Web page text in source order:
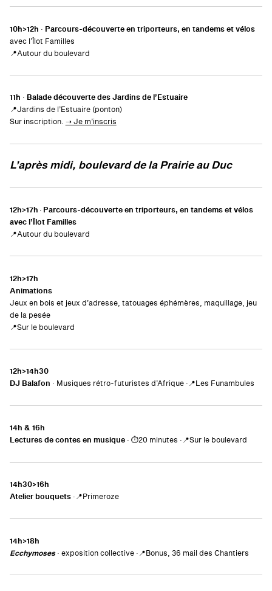
10h>12h · Parcours-découverte en triporteurs, en tandems et vélos
avec l’Îlot Familles
📍Autour du boulevard
11h · Balade découverte des Jardins de l’Estuaire
📍Jardins de l’Estuaire (ponton)
Sur inscription. ➝ Je m’inscris
L’après midi, boulevard de la Prairie au Duc
12h>17h · Parcours-découverte en triporteurs, en tandems et vélos
avec l’Îlot Familles
📍Autour du boulevard
12h>17h
Animations
Jeux en bois et jeux d’adresse, tatouages éphémères, maquillage, jeu
de la pesée
📍Sur le boulevard
12h>14h30
DJ Balafon · Musiques rétro-futuristes d’Afrique ·📍Les Funambules
14h & 16h
Lectures de contes en musique· ⏱️20 minutes ·📍Sur le boulevard
14h30>16h
Atelier bouquets·📍Primeroze
14h>18h
Ecchymoses· exposition collective ·📍Bonus, 36 mail des Chantiers